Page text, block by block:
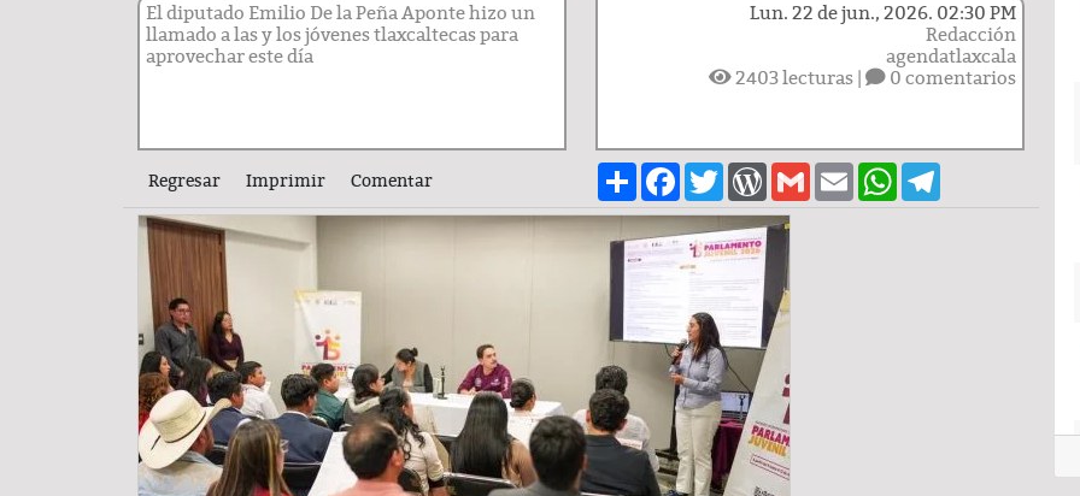
El diputado Emilio De la Peña Aponte hizo un
llamado a las y los jóvenes tlaxcaltecas para
aprovechar este día
Lun. 22 de jun., 2026. 02:30 PM
Redacción
agendatlaxcala
2403lecturas | 0 comentarios
Regresar Imprimir Comentar ShareFacebook
TwitterWordPress
GmailEmailWhatsApp